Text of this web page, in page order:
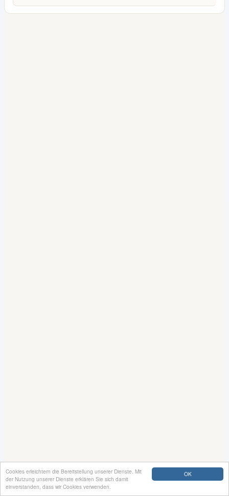
OK
Cookies erleichtern die Bereitstellung unserer Dienste. Mit
der Nutzung unserer Dienste erklären Sie sich damit
einverstanden, dass wir Cookies verwenden.